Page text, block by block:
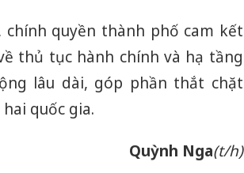
chính quyền thành phố cam kết
thủ tục hành chính và hạ tầng
lâu dài, góp phần thắt chặt
quốc gia.
Quỳnh Nga(t/h)